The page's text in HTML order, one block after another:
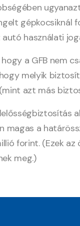
gépkocsiknál
használati
a GFB nem
melyik
azt más
magas a
forint. (Ezek
meg.)